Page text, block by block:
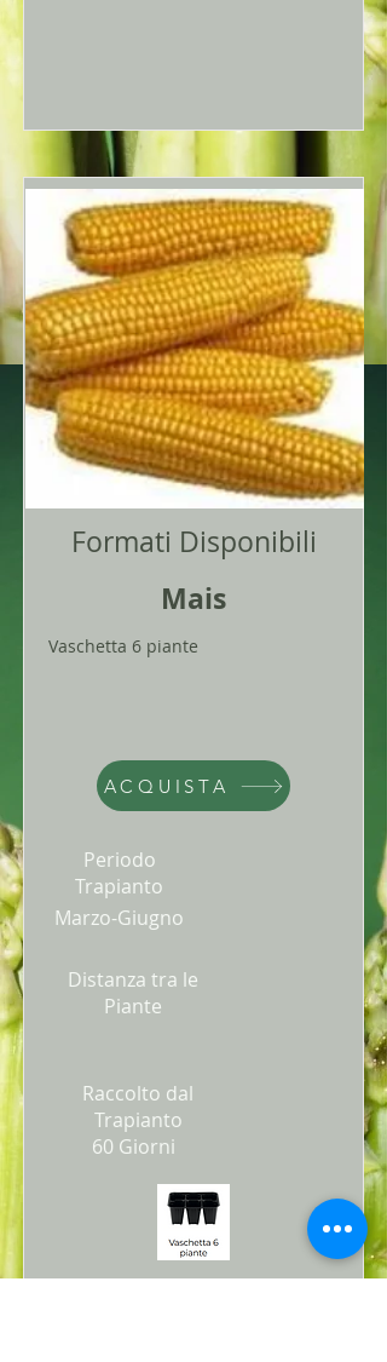
Formati Disponibili
Mais
Vaschetta 6 piante
ACQUISTA
Periodo
Trapianto
Marzo-Giugno
Distanza tra le
Piante
Raccolto dal
Trapianto
60 Giorni